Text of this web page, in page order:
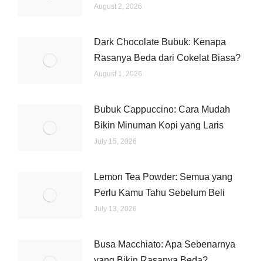
August 2, 2026
Dark Chocolate Bubuk: Kenapa
Rasanya Beda dari Cokelat Biasa?
August 1, 2026
Bubuk Cappuccino: Cara Mudah
Bikin Minuman Kopi yang Laris
July 15, 2026
Lemon Tea Powder: Semua yang
Perlu Kamu Tahu Sebelum Beli
July 13, 2026
Busa Macchiato: Apa Sebenarnya